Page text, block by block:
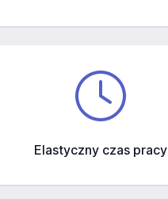
Elastyczny czas pracy